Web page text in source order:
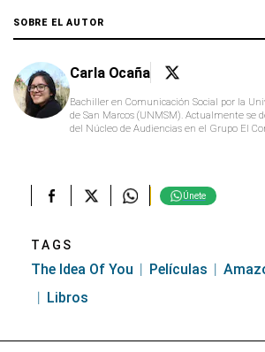
SOBRE EL AUTOR
Carla Ocaña
Bachiller en Comunicación Social por la
de San Marcos (UNMSM). Actualmente se
del Núcleo de Audiencias en el Grupo El
Únete
TAGS
The Idea Of You Películas
Libros